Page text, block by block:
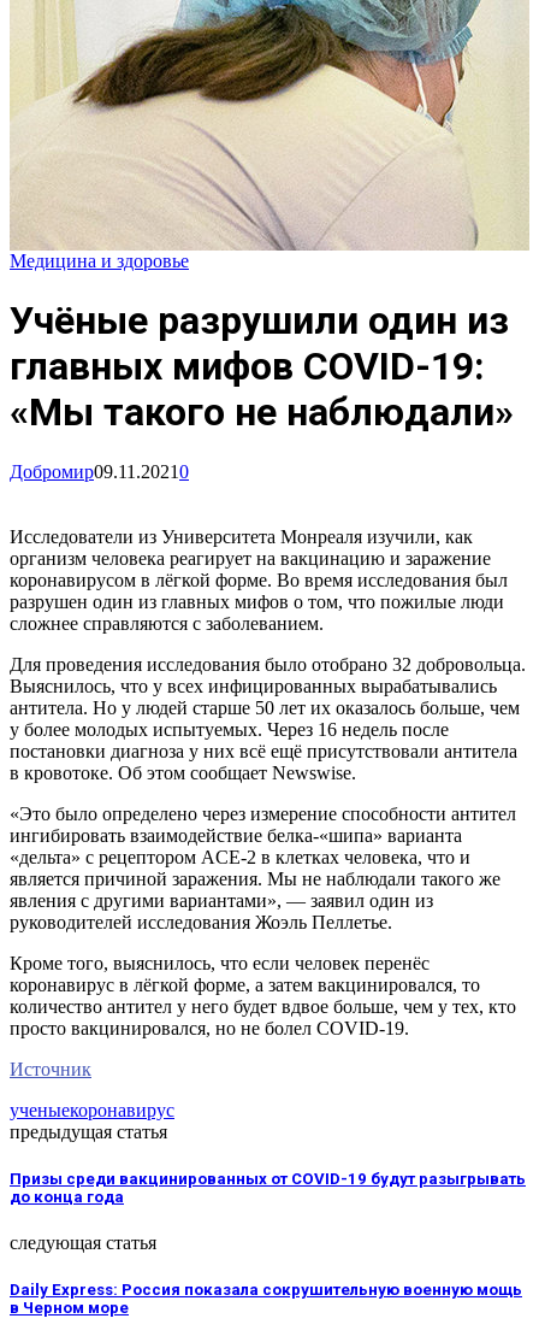
Медицина и здоровье
Учёные разрушили один из
главных мифов COVID-19:
«Мы такого не наблюдали»
Добромир09.11.20210
Исследователи из Университета Монреаля изучили, как
организм человека реагирует на вакцинацию и заражение
коронавирусом в лёгкой форме. Во время исследования был
разрушен один из главных мифов о том, что пожилые люди
сложнее справляются с заболеванием.
Для проведения исследования было отобрано 32 добровольца.
Выяснилось, что у всех инфицированных вырабатывались
антитела. Но у людей старше 50 лет их оказалось больше, чем
у более молодых испытуемых. Через 16 недель после
постановки диагноза у них всё ещё присутствовали антитела
в кровотоке. Об этом сообщает Newswise.
«Это было определено через измерение способности антител
ингибировать взаимодействие белка-«шипа» варианта
«дельта» с рецептором ACE-2 в клетках человека, что и
является причиной заражения. Мы не наблюдали такого же
явления с другими вариантами», — заявил один из
руководителей исследования Жоэль Пеллетье.
Кроме того, выяснилось, что если человек перенёс
коронавирус в лёгкой форме, а затем вакцинировался, то
количество антител у него будет вдвое больше, чем у тех, кто
просто вакцинировался, но не болел COVID-19.
Источник
ученыекоронавирус
предыдущая статья
Призы среди вакцинированных от COVID-19 будут разыгрывать
до конца года
следующая статья
Daily Express: Россия показала сокрушительную военную мощь
в Черном море